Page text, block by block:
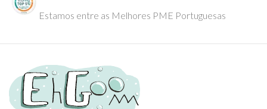
Estamos entre as Melhores PME Portuguesas